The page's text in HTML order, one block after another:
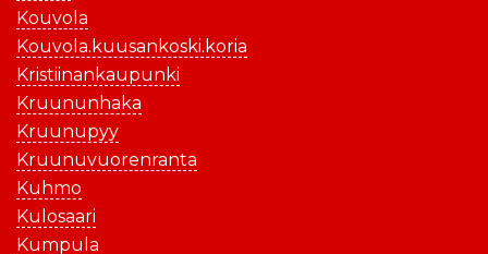
Kouvola
Kouvola.kuusankoski.koria
Kristiinankaupunki
Kruununhaka
Kruunupyy
Kruunuvuorenranta
Kuhmo
Kulosaari
Kumpula